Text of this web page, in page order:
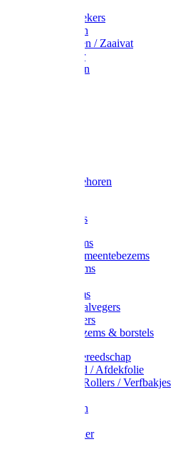
Graskantstekers
Verticuteren
Strooiwagen / Zaaivat
Grasmaaier
Grasscharen
Slede toebehoren
Composters
Straatbezems
Stads- / Gemeentebezems
Terrasbezems
Gootbezems
Kamer-/Zaalvegers
Vloertrekkers
Onkruidbezems & borstels
Schildersgereedschap
Afplakband / Afdekfolie
Kwasten / Rollers / Verfbakjes
Afdekfoliën
Schuurpapier